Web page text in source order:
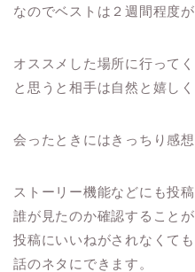
なのでベストは２週間程度が
オススメした場所に行ってく
と思うと相手は自然と嬉し
会ったときにはきっちり感
ストーリー機能などにも投
誰が見たのか確認すること
投稿にいいねがされなくて
話のネタにできます。